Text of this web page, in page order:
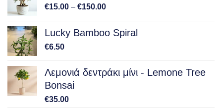
€15.00 – €150.00Price
€15.00
through
Lucky Bamboo Spiral
€6.50
Λεμονιά δεντράκι μίνι - Lemone Tree
Bonsai
€35.00